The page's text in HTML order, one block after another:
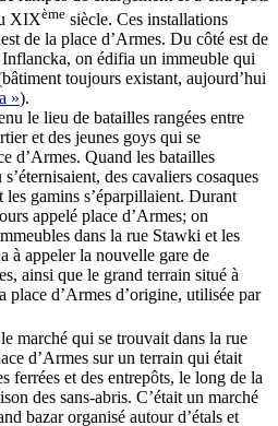
XIXème siècle. Ces installations
de la place d’Armes. Du côté est de
on édifia un immeuble qui
toujours existant, aujourd’hui
»).
le lieu de batailles rangées entre
et des jeunes goys qui se
d’Armes. Quand les batailles
des cavaliers cosaques
les gamins s’éparpillaient. Durant
appelé place d’Armes; on
dans la rue Stawki et les
à appeler la nouvelle gare de
ainsi que le grand terrain situé à
place d’Armes d’origine, utilisée par
marché qui se trouvait dans la rue
d’Armes sur un terrain qui était
ferrées et des entrepôts, le long de la
des sans-abris. C’était un marché
bazar organisé autour d’étals et